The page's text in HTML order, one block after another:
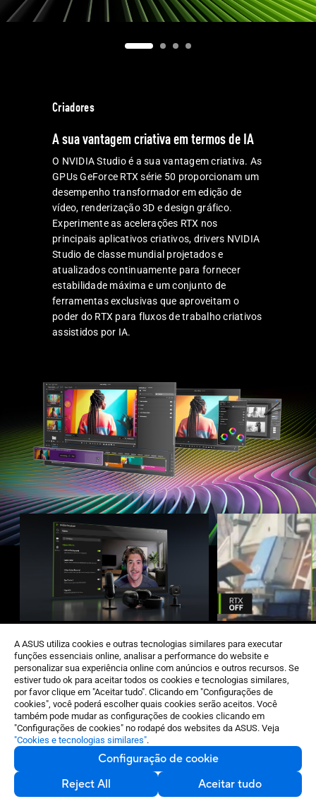
A ASUS utiliza cookies e outras tecnologias similares para executar
funções essenciais online, analisar a performance do website e
personalizar sua experiência online com anúncios e outros recursos. Se
estiver tudo ok para aceitar todos os cookies e tecnologias similares,
por favor clique em "Aceitar tudo". Clicando em "Configurações de
cookies", você poderá escolher quais cookies serão aceitos. Você
também pode mudar as configurações de cookies clicando em
"Configurações de cookies" no rodapé dos websites da ASUS. Veja
"Cookies e tecnologias similares".
Configuração de cookie
Reject All
Aceitar tudo
Obter a
melhor fonte de alimentação
Criadores
A sua vantagem criativa em termos de IA
O NVIDIA Studio é a sua vantagem criativa. As
GPUs GeForce RTX série 50 proporcionam um
desempenho transformador em edição de
vídeo, renderização 3D e design gráfico.
Experimente as acelerações RTX nos
principais aplicativos criativos, drivers NVIDIA
Studio de classe mundial projetados e
atualizados continuamente para fornecer
estabilidade máxima e um conjunto de
ferramentas exclusivas que aproveitam o
poder do RTX para fluxos de trabalho criativos
assistidos por IA.
NVIDIA Broadcast
Seu estúdio doméstico alimentado por
IA
Leve as suas transmissões em direto,
conversas de voz e chamadas de vídeo
para o nível seguinte com voz e vídeo
melhorados por IA. Remova o ruído de
fundo que distrai, personalize o seu
fundo e muito mais com o toque de um
RTX Video
Actualize a sua
A Super Resolução
HDR utilizam IA
seus vídeos no
- aperfeiçoando
detalhes e
impressionante até